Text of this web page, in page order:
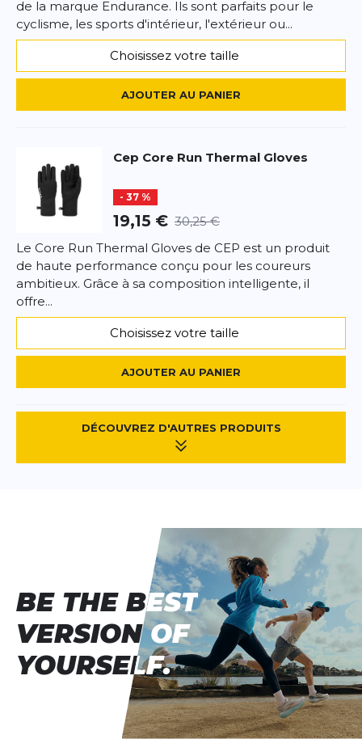
de la marque Endurance. Ils sont parfaits pour le
cyclisme, les sports d'intérieur, l'extérieur ou...
Choisissez votre taille
AJOUTER AU PANIER
Cep Core Run Thermal Gloves
- 37 %
19,15 € 30,25 €
Le Core Run Thermal Gloves de CEP est un produit
de haute performance conçu pour les coureurs
ambitieux. Grâce à sa composition intelligente, il
offre...
Choisissez votre taille
AJOUTER AU PANIER
DÉCOUVREZ D'AUTRES PRODUITS
BE THE BEST
VERSION OF
YOURSELF.
BE THE BEST
VERSION OF
YOURSELF.